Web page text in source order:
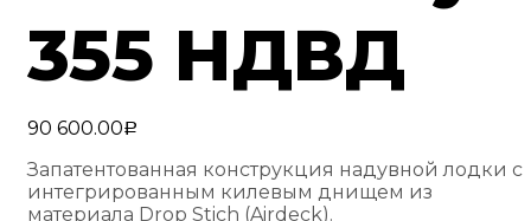
355 НДВД
90 600.00Р
Запатентованная конструкция надувной лодки с
интегрированным килевым днищем из
материала Drop Stich (Airdeck).